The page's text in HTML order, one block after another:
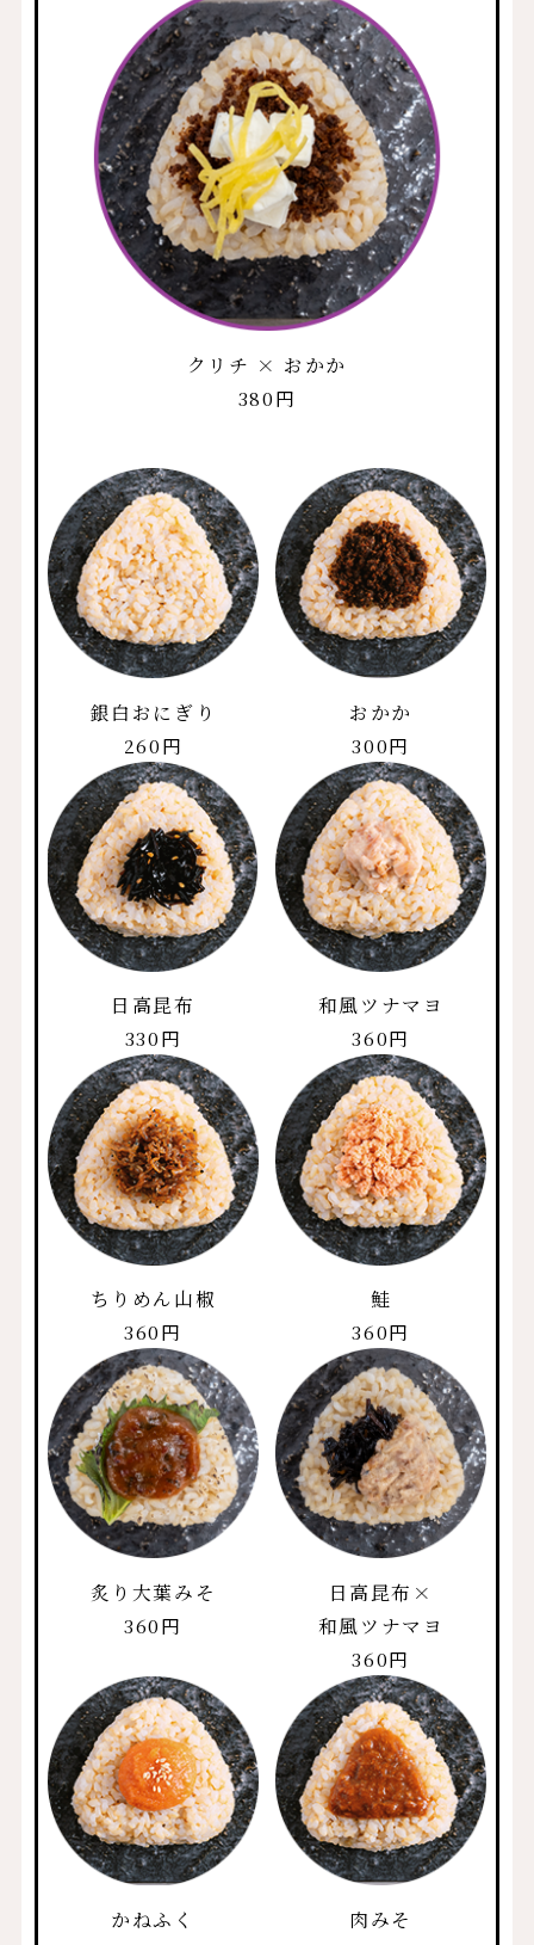
クリチ × おかか
380円
銀白おにぎり
260円
おかか
300円
日高昆布
330円
和風ツナマヨ
360円
ちりめん山椒
360円
鮭
360円
炙り大葉みそ
360円
日高昆布×
和風ツナマヨ
360円
かねふく
肉みそ